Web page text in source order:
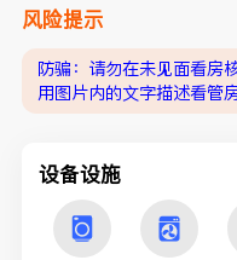
风险提示
防骗：请勿在未见面看房
用图片内的文字描述看管
设备设施